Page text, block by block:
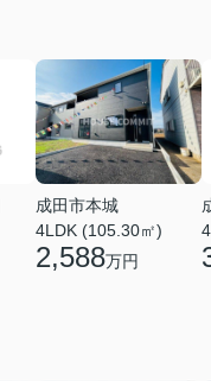
成田市本城
4LDK (105.30㎡)
2,588万円